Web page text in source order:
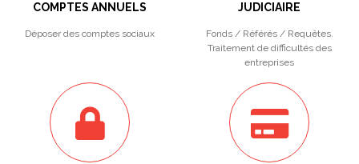
COMPTES ANNUELS
Déposer des comptes sociaux
JUDICIAIRE
Fonds / Référés / Requêtes.
Traitement de difficultés des
entreprises